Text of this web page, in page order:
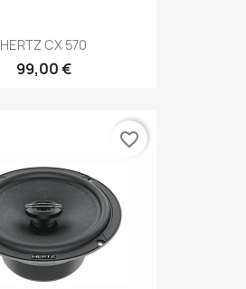
HERTZ CX 570
99,00 €
favorite_border